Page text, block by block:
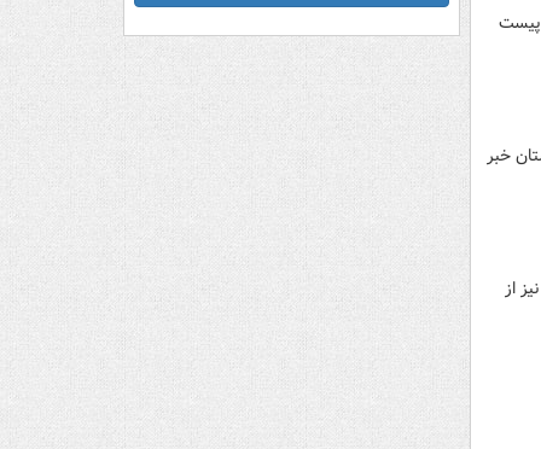
پیست
خبر
از